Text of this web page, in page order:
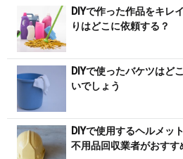
DIYで作った作品をキレ
りはどこに依頼する？
DIYで使ったバケツはど
いでしょう
DIYで使用するヘルメッ
不用品回収業者がおすす